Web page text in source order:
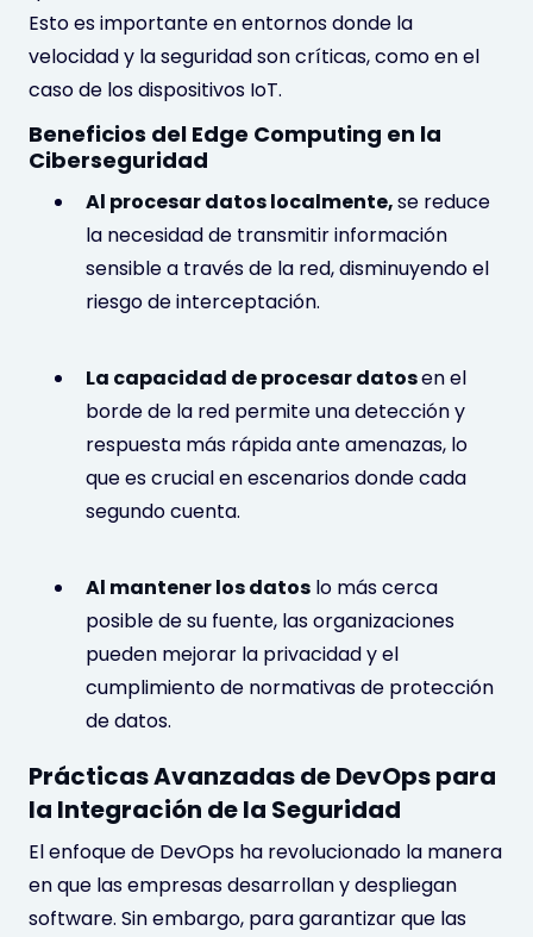
Esto es importante en entornos donde la
velocidad y la seguridad son críticas, como en el
caso de los dispositivos IoT.
Beneficios del Edge Computing en la
Ciberseguridad
Al procesar datos localmente,se reduce
la necesidad de transmitir información
sensible a través de la red, disminuyendo el
riesgo de interceptación.
La capacidad de procesar datosen el
borde de la red permite una detección y
respuesta más rápida ante amenazas, lo
que es crucial en escenarios donde cada
segundo cuenta.
Al mantener los datos lo más cerca
posible de su fuente, las organizaciones
pueden mejorar la privacidad y el
cumplimiento de normativas de protección
de datos.
Prácticas Avanzadas de DevOps para
la Integración de la Seguridad
El enfoque de DevOps ha revolucionado la manera
en que las empresas desarrollan y despliegan
software. Sin embargo, para garantizar que las